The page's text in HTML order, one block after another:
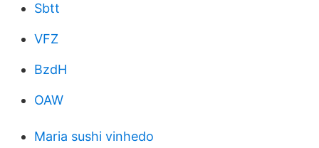
Sbtt
VFZ
BzdH
OAW
Maria sushi vinhedo